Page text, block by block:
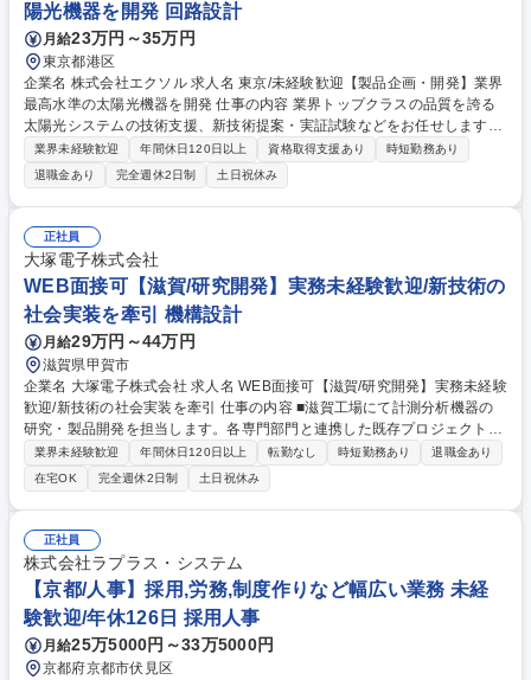
陽光機器を開発 回路設計
月給23万円～35万円
東京都港区
企業名 株式会社エクソル 求人名 東京/未経験歓迎【製品企画・開発】業界
最高水準の太陽光機器を開発 仕事の内容 業界トップクラスの品質を誇る
太陽光システムの技術支援、新技術提案・実証試験などをお任せします。
厳しい基準をクリアした自社製品や海外の先進機器を扱い、未経験から電
気の専門家へと成長できる環境です。 業界最高水準の耐久・安全性を誇る
自社製品や、世界的な先進機器を扱うポジションです。 【主な業務】 ■製
品の動作・品質テスト、仕様書・説明書の作成 ■お客様や社員からの技術
的な問い合せ対応 ■新技術・新製品の実証テストと商品化 ■社内講習会の
講師 最初はテストや資料作成など身近な業務からスタート。技術力の高い
環境で基礎から知識を身につけ、将来は社内を支える「電気のブレイン」
を目指せます。 募集職種 東京/未経験歓迎【製品企画・開発】業界最高水
準の太陽光機器を開発
業界未経験歓迎 年間休日120日以上 資格取得支援あり
時短勤務あり
退職金あり
完全週休2日制 土日祝休み
正社員
大塚電子株式会社
WEB面接可【滋賀/研究開発】実務未経験歓迎/新技術の
社会実装を牽引 機構設計
月給29万円～44万円
滋賀県甲賀市
企業名 大塚電子株式会社 求人名 WEB面接可【滋賀/研究開発】実務未経験
歓迎/新技術の社会実装を牽引 仕事の内容 ■滋賀工場にて計測分析機器の
研究・製品開発を担当します。各専門部門と連携した既存プロジェクトへ
の参画に加え、大学や研究機関との共同研究を通じた最先端技術の検証や
概念実証（PoC）をお任せします。 ■メカ・電気・ソフト・アプリの各部
門と密に連携し、計測分析機器の開発プロジェクトを推進します。また、
大学等との共同研究を通じて社内外の技術を融合させた新規技術テーマの
企画・立案、概念実証に取り組みます。 ■将来的には、社内外のパートナ
ーとの折衝やプロジェクトリードを通じて、自社のコア技術を社会実装し
事業化へと繋げる役割を自律的に牽引していただくことを期待していま
す。 募集職種 WEB面接可【滋賀/研究開発】実務未経験歓迎/新技術の社会
実装を牽引
業界未経験歓迎 年間休日120日以上 転勤なし 時短勤務あり
退職金あり
在宅OK
完全週休2日制 土日祝休み
正社員
株式会社ラプラス・システム
【京都/人事】採用,労務,制度作りなど幅広い業務 未経
験歓迎/年休126日 採用人事
月給25万5000円～33万5000円
京都府京都市伏見区